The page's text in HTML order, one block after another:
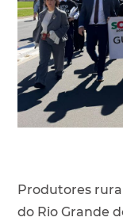
Produtores
do Rio Grande